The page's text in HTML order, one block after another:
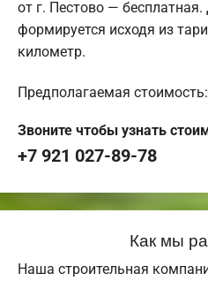
от г. Пестово —
формируется исходя из
километр.
Предполагаемая стоимость:
Звоните чтобы узнать
+7 921 027-89-78
Как мы
Наша строительная